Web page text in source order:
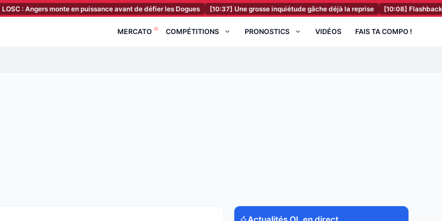
Angers monte en puissance avant de défier les Dogues [10:37] Une grosse inquiétude gâche déjà la reprise [10:08] Flashback, il y a
MERCATO COMPÉTITIONS PRONOSTICS VIDÉOS FAIS TA COMPO !